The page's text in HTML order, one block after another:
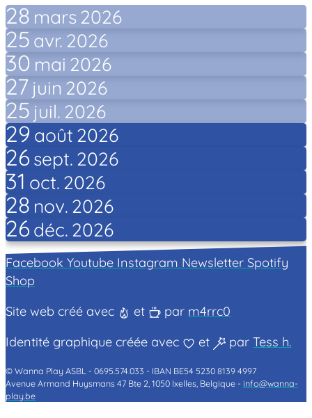
28 mars 2026
25 avr. 2026
30 mai 2026
27 juin 2026
25 juil. 2026
29 août 2026
26 sept. 2026
31 oct. 2026
28 nov. 2026
26 déc. 2026
Facebook Youtube Instagram Newsletter Spotify
Shop
Site web créé avec
et par m4rrc0
Identité graphique créée avec
et parTess h.
© Wanna Play ASBL - 0695.574.033 - IBAN BE54 5230 8139 4997
Avenue Armand Huysmans 47 Bte 2, 1050 Ixelles, Belgique -